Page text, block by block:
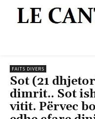
FAITS DIVERS
Sot (21
dimrit.. Sot
vitit. Përvec